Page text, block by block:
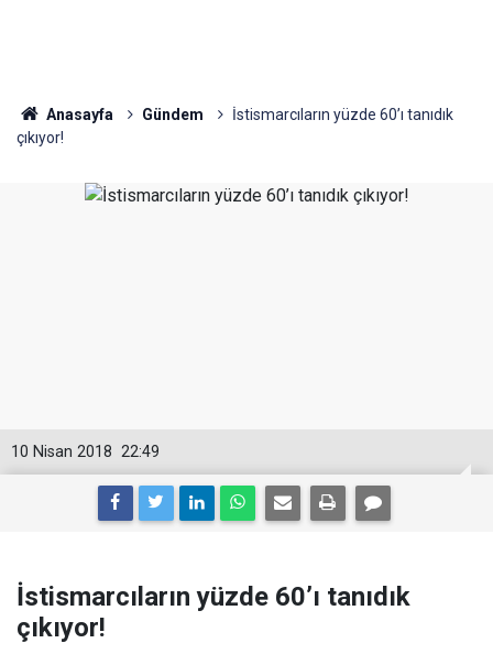
Anasayfa Gündem
İstismarcıların yüzde 60’ı tanıdık
çıkıyor!
22:49
10 Nisan 2018
İstismarcıların yüzde 60’ı tanıdık
çıkıyor!